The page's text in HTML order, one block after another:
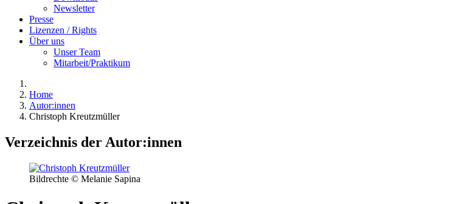
Newsletter
Presse
Lizenzen / Rights
Über uns
Unser Team
Mitarbeit/Praktikum
Home
Autor:innen
Christoph Kreutzmüller
Verzeichnis der Autor:innen
Bildrechte © Melanie Sapina